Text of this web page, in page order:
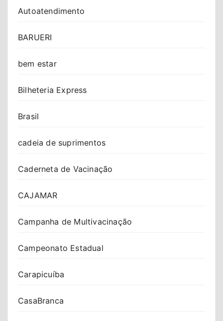
Autoatendimento
BARUERI
bem estar
Bilheteria Express
Brasil
cadeia de suprimentos
Caderneta de Vacinação
CAJAMAR
Campanha de Multivacinação
Campeonato Estadual
Carapicuíba
CasaBranca